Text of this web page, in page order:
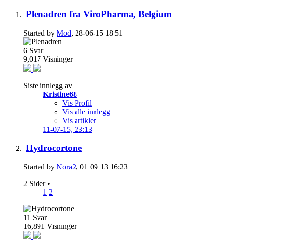
Plenadren fra ViroPharma, Belgium
Started by Mod, 28-06-15 18:51
6 Svar
9,017 Visninger
Siste innlegg av
Kristine68
Vis Profil
Vis alle innlegg
Vis artikler
11-07-15, 23:13
Hydrocortone
Started by Nora2, 01-09-13 16:23
2 Sider •
1 2
11 Svar
16,891 Visninger